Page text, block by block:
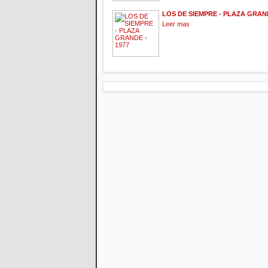
LOS DE SIEMPRE - PLAZA
Leer mas